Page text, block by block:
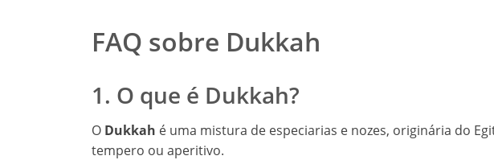
FAQ sobre Dukkah
1. O que é Dukkah?
O Dukkah é uma mistura de especiarias e nozes, originária do
tempero ou aperitivo.